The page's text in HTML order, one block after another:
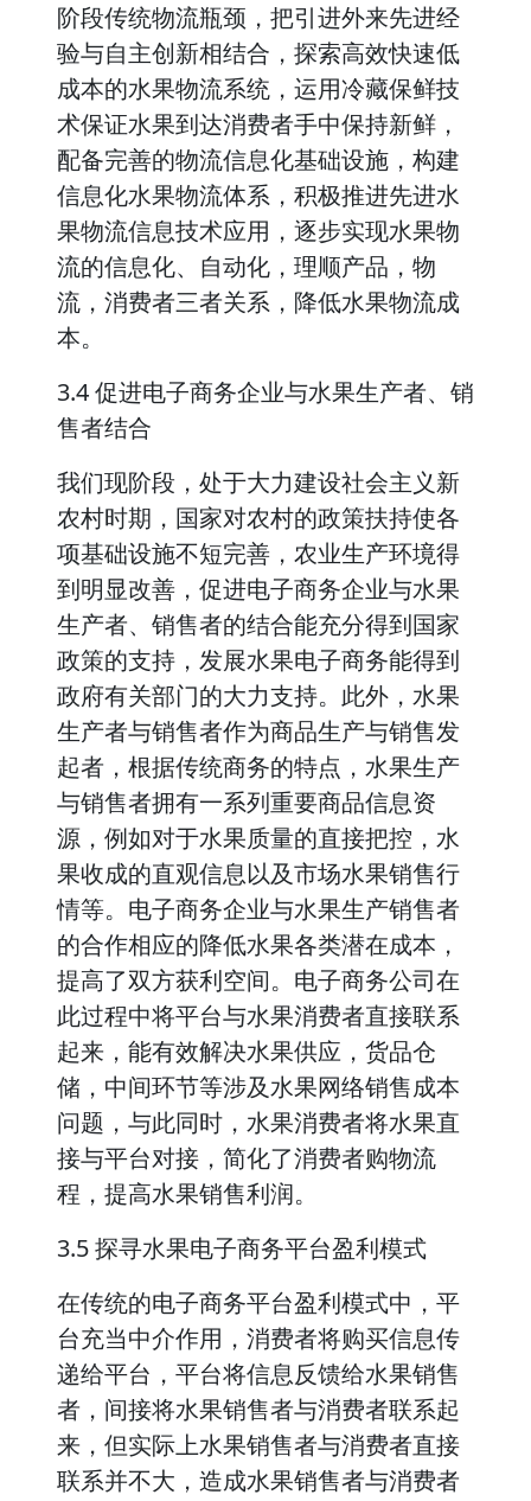
阶段传统物流瓶颈，把引进外来先进经
验与自主创新相结合，探索高效快速低
成本的水果物流系统，运用冷藏保鲜技
术保证水果到达消费者手中保持新鲜，
配备完善的物流信息化基础设施，构建
信息化水果物流体系，积极推进先进水
果物流信息技术应用，逐步实现水果物
流的信息化、自动化，理顺产品，物
流，消费者三者关系，降低水果物流成
本。
3.4 促进电子商务企业与水果生产者、销
售者结合
我们现阶段，处于大力建设社会主义新
农村时期，国家对农村的政策扶持使各
项基础设施不短完善，农业生产环境得
到明显改善，促进电子商务企业与水果
生产者、销售者的结合能充分得到国家
政策的支持，发展水果电子商务能得到
政府有关部门的大力支持。此外，水果
生产者与销售者作为商品生产与销售发
起者，根据传统商务的特点，水果生产
与销售者拥有一系列重要商品信息资
源，例如对于水果质量的直接把控，水
果收成的直观信息以及市场水果销售行
情等。电子商务企业与水果生产销售者
的合作相应的降低水果各类潜在成本，
提高了双方获利空间。电子商务公司在
此过程中将平台与水果消费者直接联系
起来，能有效解决水果供应，货品仓
储，中间环节等涉及水果网络销售成本
问题，与此同时，水果消费者将水果直
接与平台对接，简化了消费者购物流
程，提高水果销售利润。
3.5 探寻水果电子商务平台盈利模式
在传统的电子商务平台盈利模式中，平
台充当中介作用，消费者将购买信息传
递给平台，平台将信息反馈给水果销售
者，间接将水果销售者与消费者联系起
来，但实际上水果销售者与消费者直接
联系并不大，造成水果销售者与消费者